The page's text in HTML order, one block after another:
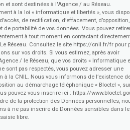
et sont destinées à l'Agence / au Réseau.
à la loi « informatique et libertés », vous
de rectification, d’effacement,
de portabilité de vos données. Vous pouvez
à tout moment en contactant
Réseau. Consultez le site https://cnil.fr/frpour
sur vos droits. Si vous estimez, après avoir
/ le Réseau, que vos droits « Informatique
sont pas respectés, vous pouvez adresser une
à la CNIL. Nous vous informons de l’existence
au démarchage téléphonique « Bloctel »,
pouvez vous inscrire ici : https://
de la protection des Données personnelles,
à ne pas inscrire de Données sensibles dans le
libre.